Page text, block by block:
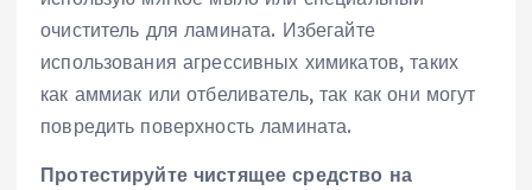
очиститель для ламината. Избегайте
использования агрессивных химикатов, таких
как аммиак или отбеливатель, так как они могут
повредить поверхность ламината.
Протестируйте чистящее средство на